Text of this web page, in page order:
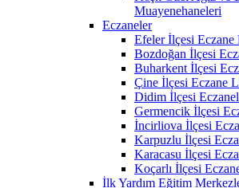
Muayenehaneleri
Eczaneler
Efeler İlçesi Eczane
Bozdoğan İlçesi
Buharkent İlçesi
Çine İlçesi Eczane
Didim İlçesi
Germencik İlçesi
İncirliova İlçesi
Karpuzlu İlçesi
Karacasu İlçesi
Koçarlı İlçesi
İlk Yardım Eğitim